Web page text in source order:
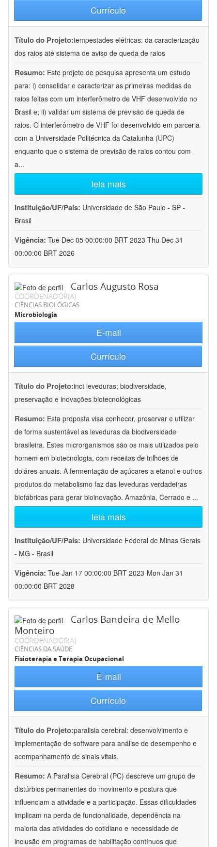
Currículo
Título do Projeto:tempestades elétricas: da caracterização
dos raios até sistema de aviso de queda de raios
Resumo: Este projeto de pesquisa apresenta um estudo
para: i) consolidar e caracterizar as primeiras medidas de
raios feitas com um interferômetro de VHF desenvolvido no
Brasil e; ii) validar um sistema de previsão de queda de
raios. O interferômetro de VHF foi desenvolvido em parceria
com a Universidade Politécnica da Catalunha (UPC)
enquanto que o sistema de previsão de raios contou com
a...
leia mais
Instituição/UF/País: Universidade de São Paulo - SP -
Brasil
Vigência: Tue Dec 05 00:00:00 BRT 2023-Thu Dec 31
00:00:00 BRT 2026
Carlos Augusto Rosa
COORDENADOR(A)
CIÊNCIAS BIOLÓGICAS
Microbiologia
E-mail
Currículo
Título do Projeto:inct leveduras; biodiversidade,
preservação e inovações biotecnológicas
Resumo: Esta proposta visa conhecer, preservar e utilizar
de forma sustentável as leveduras da biodiversidade
brasileira. Estes microrganismos são os mais utilizados pelo
homem em biotecnologia, com receitas de trilhões de
doláres anuais. A fermentação de açúcares a etanol e outros
produtos do metabolismo faz das leveduras verdadeiras
biofábricas para gerar bioinovação. Amazônia, Cerrado e ...
leia mais
Instituição/UF/País: Universidade Federal de Minas Gerais
- MG - Brasil
Vigência: Tue Jan 17 00:00:00 BRT 2023-Mon Jan 31
00:00:00 BRT 2028
Carlos Bandeira de Mello
Monteiro
COORDENADOR(A)
CIÊNCIAS DA SAÚDE
Fisioterapia e Terapia Ocupacional
E-mail
Currículo
Título do Projeto:paralisia cerebral: desenvolvimento e
implementação de software para análise de desempenho e
acompanhamento de sinais vitais.
Resumo: A Paralisia Cerebral (PC) descreve um grupo de
distúrbios permanentes do movimento e postura que
influenciam a atividade e a participação. Essas dificuldades
implicam na perda de funcionalidade, dependência na
maioria das atividades do cotidiano e necessidade de
inclusão em programas de habilitação contínuos que